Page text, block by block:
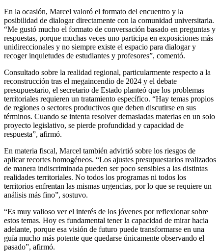
En la ocasión, Marcel valoró el formato del encuentro y la
posibilidad de dialogar directamente con la comunidad universitaria.
“Me gustó mucho el formato de conversación basado en preguntas y
respuestas, porque muchas veces uno participa en exposiciones más
unidireccionales y no siempre existe el espacio para dialogar y
recoger inquietudes de estudiantes y profesores”, comentó.
Consultado sobre la realidad regional, particularmente respecto a la
reconstrucción tras el megaincendio de 2024 y el debate
presupuestario, el secretario de Estado planteó que los problemas
territoriales requieren un tratamiento específico. “Hay temas propios
de regiones o sectores productivos que deben discutirse en sus
términos. Cuando se intenta resolver demasiadas materias en un solo
proyecto legislativo, se pierde profundidad y capacidad de
respuesta”, afirmó.
En materia fiscal, Marcel también advirtió sobre los riesgos de
aplicar recortes homogéneos. “Los ajustes presupuestarios realizados
de manera indiscriminada pueden ser poco sensibles a las distintas
realidades territoriales. No todos los programas ni todos los
territorios enfrentan las mismas urgencias, por lo que se requiere un
análisis más fino”, sostuvo.
“Es muy valioso ver el interés de los jóvenes por reflexionar sobre
estos temas. Hoy es fundamental tener la capacidad de mirar hacia
adelante, porque esa visión de futuro puede transformarse en una
guía mucho más potente que quedarse únicamente observando el
pasado”, afirmó.